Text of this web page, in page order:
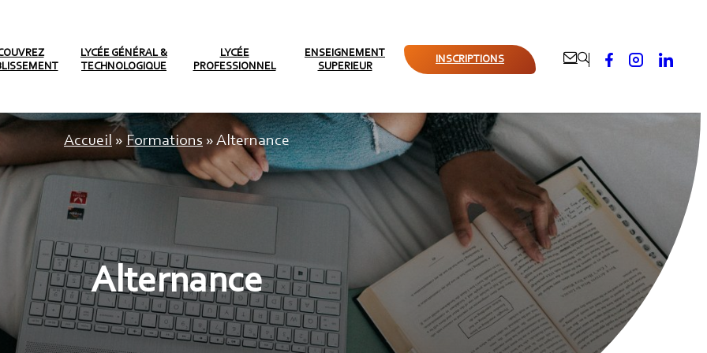
LYCÉE GÉNÉRAL &
TECHNOLOGIQUE
LYCÉE
PROFESSIONNEL
ENSEIGNEMENT
SUPERIEUR
INSCRIPTIONS    
Accueil » Formations » Alternance
Alternance